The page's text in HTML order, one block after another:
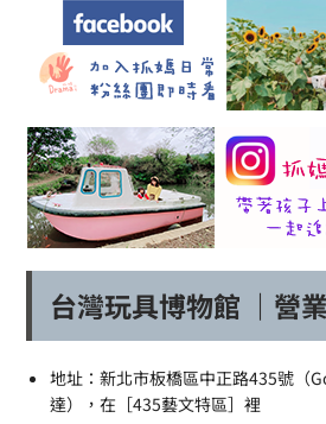
台灣玩具博物館 ｜營
地址：新北市板橋區中正路435號（
達），在［435藝文特區］裡